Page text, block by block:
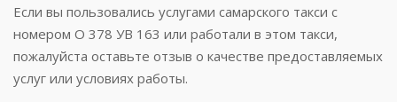
Если вы пользовались услугами самарского такси с
номером О 378 УВ 163 или работали в этом такси,
пожалуйста оставьте отзыв о качестве предоставляемых
услуг или условиях работы.